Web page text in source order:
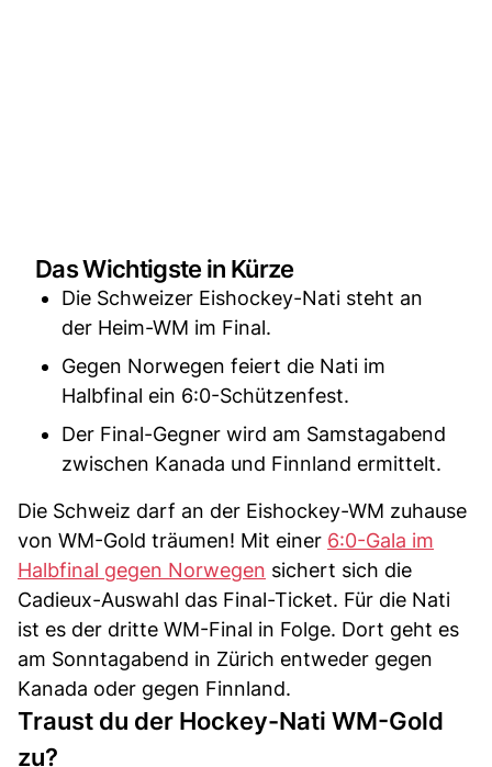
Das Wichtigste in Kürze
Die Schweizer Eishockey-Nati steht an
der Heim-WM im Final.
Gegen Norwegen feiert die Nati im
Halbfinal ein 6:0-Schützenfest.
Der Final-Gegner wird am Samstagabend
zwischen Kanada und Finnland ermittelt.
Die Schweiz darf an der Eishockey-WM zuhause
von WM-Gold träumen! Mit einer 6:0-Gala im
Halbfinal gegen Norwegen sichert sich die
Cadieux-Auswahl das Final-Ticket. Für die Nati
ist es der dritte WM-Final in Folge. Dort geht es
am Sonntagabend in Zürich entweder gegen
Kanada oder gegen Finnland.
Traust du der Hockey-Nati WM-Gold
zu?